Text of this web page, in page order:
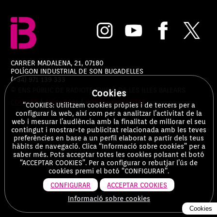
CARRER MADALENA, 21, 07180
POLÍGON INDUSTRIAL DE SON BUGADELLES
(+34) 971 139 333
© ENS PÚBLIC DE RADIOTELEVISIÓ DE LES ILLES BALEARS
COOKIES|AVÍS LEGAL| PORTAL PRIVACITAT
Cookies
Cookies
“COOKIES: Utilitzem cookies pròpies i de tercers per a
configurar la web, així com per a analitzar l’activitat de la
web i mesurar l’audiència amb la finalitat de millorar el seu
contingut i mostrar-te publicitat relacionada amb les teves
preferències en base a un perfil elaborat a partir dels teus
hàbits de navegació. Clica “Informació sobre cookies” per a
saber més. Pots acceptar totes les cookies polsant el botó
“ACCEPTAR COOKIES”. Per a configurar o rebutjar l’ús de
cookies premi el botó “CONFIGURAR”.
CONFIGURAR
ACCEPTAR COOKIES
Informació sobre cookies